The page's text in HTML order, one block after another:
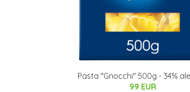
Pasta "Gnocchi" 500g - 34%
99 EUR